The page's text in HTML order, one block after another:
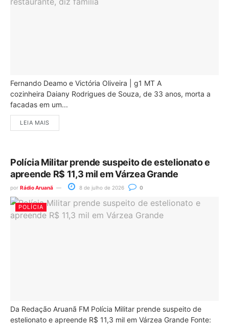
Fernando Deamo e Victória Oliveira | g1 MT A
cozinheira Daiany Rodrigues de Souza, de 33 anos, morta a
facadas em um...
LEIA MAIS
Polícia Militar prende suspeito de estelionato e
apreende R$ 11,3 mil em Várzea Grande
por Rádio Aruanã 8 de julho de 2026 0
POLÍCIA
Da Redação Aruanã FM Polícia Militar prende suspeito de
estelionato e apreende R$ 11,3 mil em Várzea Grande Fonte: